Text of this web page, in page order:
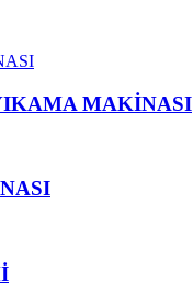
MAKİNASI